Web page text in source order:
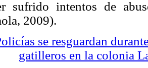
sufrido intentos de
2009).
se resguardan
gatilleros en la colonia